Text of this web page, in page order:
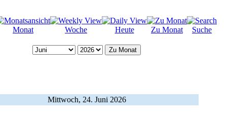
Monat Woche Heute Zu Monat Suche
Zu Monat
Mittwoch, 24. Juni 2026